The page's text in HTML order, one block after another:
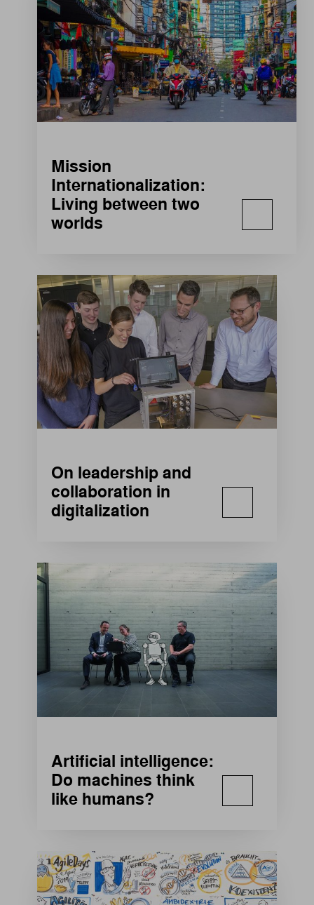
Mission
Internationalization:
Living between two
worlds
On leadership and
collaboration in
digitalization
Artificial intelligence:
Do machines think
like humans?